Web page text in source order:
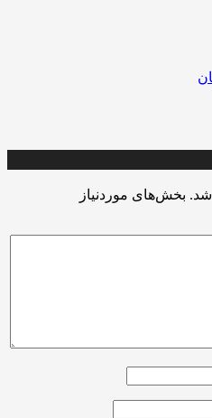
شد. بخش‌های موردنیاز